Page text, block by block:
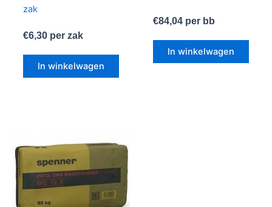
zak
€6,30per zak
In winkelwagen
€84,04per bb
In winkelwagen